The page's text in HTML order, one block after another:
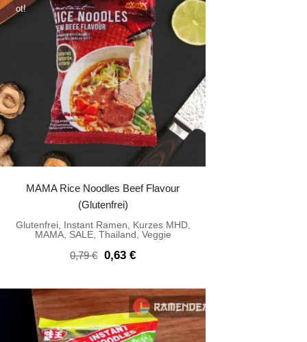
ot!
MAMA Rice Noodles Beef Flavour
(Glutenfrei)
Glutenfrei, Instant Ramen Kurzes MHD,
MAMA, SALE, Thailand Veggie
0,79€ Ursprünglicher
0,79 €
0,63 €Aktueller
0,63 €.